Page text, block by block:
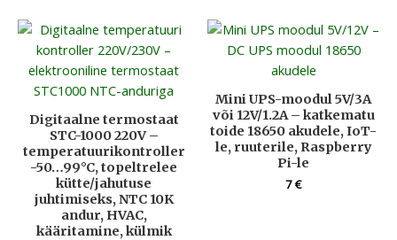
Digitaalne termostaat
STC-1000 220V –
temperatuurikontroller
-50…99°C, topeltrelee
kütte/jahutuse
juhtimiseks, NTC 10K
andur, HVAC,
kääritamine, külmik
Mini UPS-moodul 5V/3A
või 12V/1.2A – katkematu
toide 18650 akudele, IoT-
le, ruuterile, Raspberry
Pi-le
7€